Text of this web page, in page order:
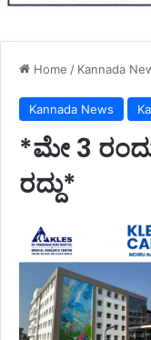
Home / Kannada
Kannada News
*ಮೇ 3
ರದ್ದು*